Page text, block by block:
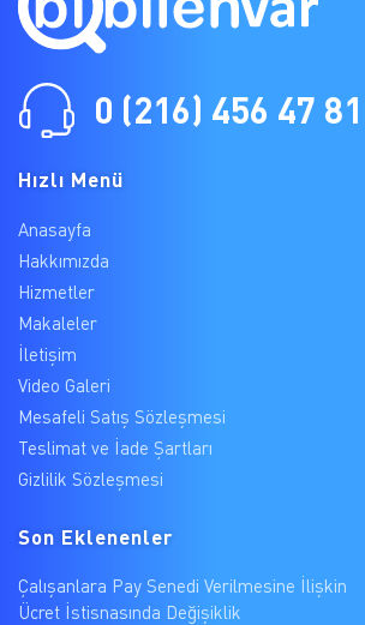
0 (216) 456 47 81
Hızlı Menü
Anasayfa
Hakkımızda
Hizmetler
Makaleler
İletişim
Video Galeri
Mesafeli Satış Sözleşmesi
Teslimat ve İade Şartları
Gizlilik Sözleşmesi
Son Eklenenler
Çalışanlara Pay Senedi Verilmesine İlişkin
Ücret İstisnasında Değişiklik